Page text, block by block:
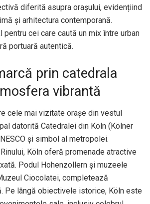
diferită asupra orașului, evidențiind
și arhitectura contemporană.
pentru cei care caută un mix între urban
portuară autentică.
prin catedrala
vibrantă
cele mai vizitate orașe din vestul
datorită Catedralei din Köln (Kölner
și simbol al metropolei.
Köln oferă promenade atractive
Podul Hohenzollern și muzeele
Ciocolatei, completează
Pe lângă obiectivele istorice, Köln este